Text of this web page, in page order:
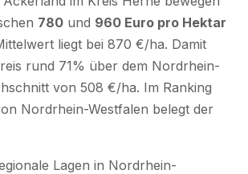
780 und 960 Euro pro Hektar
liegt bei 870 €/ha. Damit
rund 71% über dem Nordrhein-
von 508 €/ha. Im Ranking
Nordrhein-Westfalen belegt der
Lagen in Nordrhein-